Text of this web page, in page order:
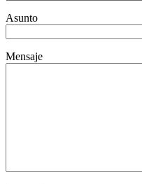
Asunto
Mensaje